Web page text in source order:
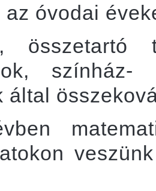
az óvodai
által